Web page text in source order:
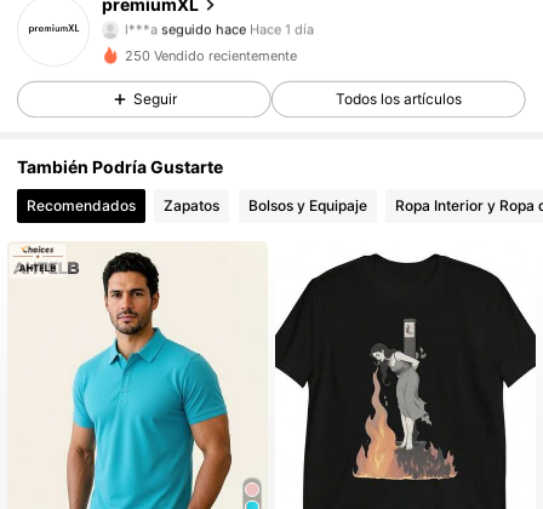
premiumXL
l***aseguido hace
4,04
2 Seguidores
4,04 2 Seguidores
4,04
250 Vendido recientemente
Seguir Todos los artículos
También Podría Gustarte
Recomendados Zapatos Bolsos y Equipaje Ropa Interior y Ropa